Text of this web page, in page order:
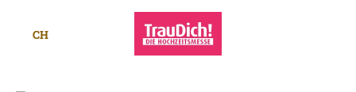
springen
CH